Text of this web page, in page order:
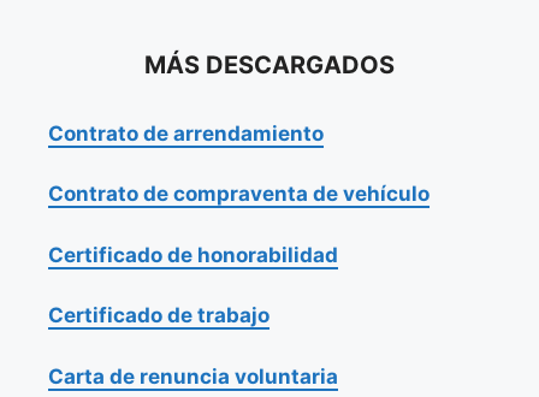
MÁS DESCARGADOS
Contrato de arrendamiento
Contrato de compraventa de vehículo
Certificado de honorabilidad
Certificado de trabajo
Carta de renuncia voluntaria